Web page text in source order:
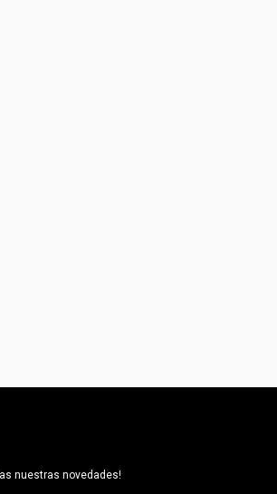
nuestras novedades!